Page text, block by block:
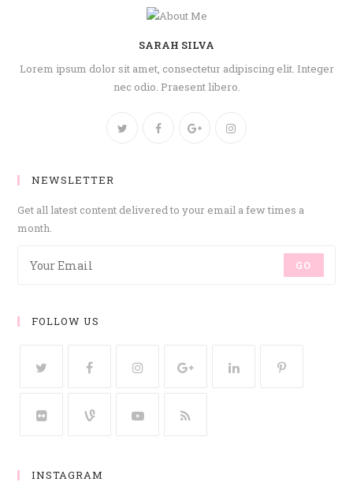
SARAH SILVA
Lorem ipsum dolor sit amet, consectetur adipiscing elit. Integer
nec odio. Praesent libero.
NEWSLETTER
Get all latest content delivered to your email a few times a
month.
GO
FOLLOW US
INSTAGRAM